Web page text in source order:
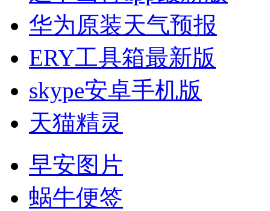
华为原装天气预报
ERY工具箱最新版
skype安卓手机版
天猫精灵
早安图片
蜗牛便签